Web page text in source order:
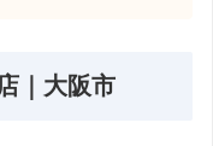
｜大阪市